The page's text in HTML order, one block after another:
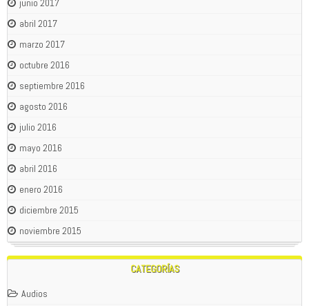
abril 2017
marzo 2017
octubre 2016
septiembre 2016
agosto 2016
julio 2016
mayo 2016
abril 2016
enero 2016
diciembre 2015
noviembre 2015
CATEGORÍAS
Audios